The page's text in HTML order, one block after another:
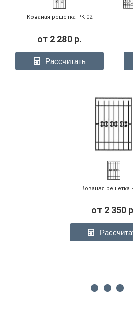
Кованая решетка РК-02
от 2 280 р.
Рассчитать
Кованая решетка
от 2 350